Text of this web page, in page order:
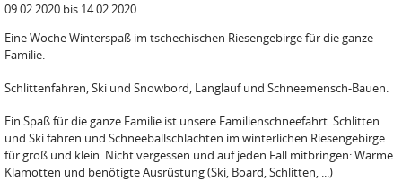
09.02.2020 bis 14.02.2020
Eine Woche Winterspaß im tschechischen Riesengebirge für die ganze
Familie.
Schlittenfahren, Ski und Snowbord, Langlauf und Schneemensch-Bauen.
Ein Spaß für die ganze Familie ist unsere Familienschneefahrt. Schlitten
und Ski fahren und Schneeballschlachten im winterlichen Riesengebirge
für groß und klein. Nicht vergessen und auf jeden Fall mitbringen: Warme
Klamotten und benötigte Ausrüstung (Ski, Board, Schlitten, ...)